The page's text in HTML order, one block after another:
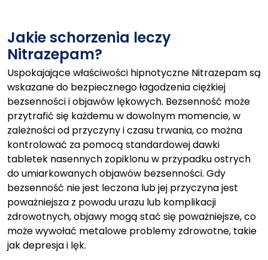
Jakie schorzenia leczy
Nitrazepam?
Uspokajające właściwości hipnotyczne Nitrazepam są
wskazane do bezpiecznego łagodzenia ciężkiej
bezsenności i objawów lękowych. Bezsenność może
przytrafić się każdemu w dowolnym momencie, w
zależności od przyczyny i czasu trwania, co można
kontrolować za pomocą standardowej dawki
tabletek nasennych zopiklonu w przypadku ostrych
do umiarkowanych objawów bezsenności. Gdy
bezsenność nie jest leczona lub jej przyczyna jest
poważniejsza z powodu urazu lub komplikacji
zdrowotnych, objawy mogą stać się poważniejsze, co
może wywołać metalowe problemy zdrowotne, takie
jak depresja i lęk.